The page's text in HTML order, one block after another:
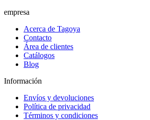
empresa
Acerca de Tagoya
Contacto
Área de clientes
Catálogos
Blog
Información
Envíos y devoluciones
Política de privacidad
Términos y condiciones